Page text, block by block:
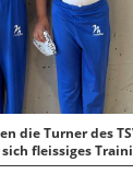
die Turner des
fleissiges